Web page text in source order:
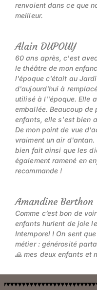
renvoient dans ce que
meilleur.
Alain DUPOUY
60 ans après, c'est
le théâtre de mon
l'époque c'était au
d'aujourd'hui à
utilisé à l''époque. Elle
emballée. Beaucoup
enfants, elle s'est bien
De mon point de vue
vraiment un air d'antan.
bien fait ainsi que les
également ramené en
recommande !
Amandine Berthon
Comme c’est bon de
enfants hurlent de joie
Intemporel ! On sent
métier : générosité
🙏 mes deux enfants et